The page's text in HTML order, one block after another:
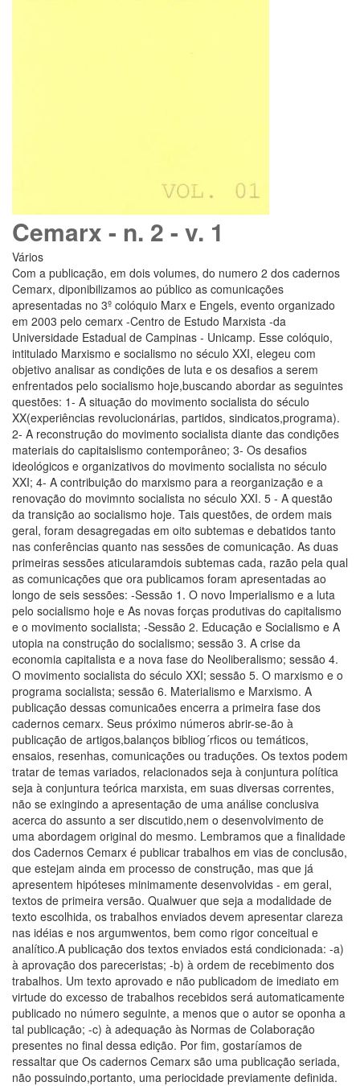
Cemarx - n. 2 - v. 1
Vários
Com a publicação, em dois volumes, do numero 2 dos cadernos
Cemarx, diponibilizamos ao público as comunicações
apresentadas no 3º colóquio Marx e Engels, evento organizado
em 2003 pelo cemarx -Centro de Estudo Marxista -da
Universidade Estadual de Campinas - Unicamp. Esse colóquio,
intitulado Marxismo e socialismo no século XXI, elegeu com
objetivo analisar as condições de luta e os desafios a serem
enfrentados pelo socialismo hoje,buscando abordar as seguintes
questões: 1- A situação do movimento socialista do século
XX(experiências revolucionárias, partidos, sindicatos,programa).
2- A reconstrução do movimento socialista diante das condições
materiais do capitaislismo contemporâneo; 3- Os desafios
ideológicos e organizativos do movimento socialista no século
XXI; 4- A contribuição do marxismo para a reorganização e a
renovação do movimnto socialista no século XXI. 5 - A questão
da transição ao socialismo hoje. Tais questões, de ordem mais
geral, foram desagregadas em oito subtemas e debatidos tanto
nas conferências quanto nas sessões de comunicação. As duas
primeiras sessões aticularamdois subtemas cada, razão pela qual
as comunicações que ora publicamos foram apresentadas ao
longo de seis sessões: -Sessão 1. O novo Imperialismo e a luta
pelo socialismo hoje e As novas forças produtivas do capitalismo
e o movimento socialista; -Sessão 2. Educação e Socialismo e A
utopia na construção do socialismo; sessão 3. A crise da
economia capitalista e a nova fase do Neoliberalismo; sessão 4.
O movimento socialista do século XXI; sessão 5. O marxismo e o
programa socialista; sessão 6. Materialismo e Marxismo. A
publicação dessas comunicaões encerra a primeira fase dos
cadernos cemarx. Seus próximo números abrir-se-ão à
publicação de artigos,balanços bibliog´rficos ou temáticos,
ensaios, resenhas, comunicações ou traduções. Os textos podem
tratar de temas variados, relacionados seja à conjuntura política
seja à conjuntura teórica marxista, em suas diversas correntes,
não se exingindo a apresentação de uma análise conclusiva
acerca do assunto a ser discutido,nem o desenvolvimento de
uma abordagem original do mesmo. Lembramos que a finalidade
dos Cadernos Cemarx é publicar trabalhos em vias de conclusão,
que estejam ainda em processo de construção, mas que já
apresentem hipóteses minimamente desenvolvidas - em geral,
textos de primeira versão. Qualwuer que seja a modalidade de
texto escolhida, os trabalhos enviados devem apresentar clareza
nas idéias e nos argumwentos, bem como rigor conceitual e
analítico.A publicação dos textos enviados está condicionada: -a)
à aprovação dos pareceristas; -b) à ordem de recebimento dos
trabalhos. Um texto aprovado e não publicadom de imediato em
virtude do excesso de trabalhos recebidos será automaticamente
publicado no número seguinte, a menos que o autor se oponha a
tal publicação; -c) à adequação às Normas de Colaboração
presentes no final dessa edição. Por fim, gostaríamos de
ressaltar que Os cadernos Cemarx são uma publicação seriada,
não possuindo,portanto, uma periocidade previamente definida.